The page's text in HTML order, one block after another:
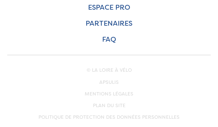
ESPACE PRO
PARTENAIRES
FAQ
© LA LOIRE À VÉLO
APSULIS
MENTIONS LÉGALES
PLAN DU SITE
POLITIQUE DE PROTECTION DES DONNÉES PERSONNELLES